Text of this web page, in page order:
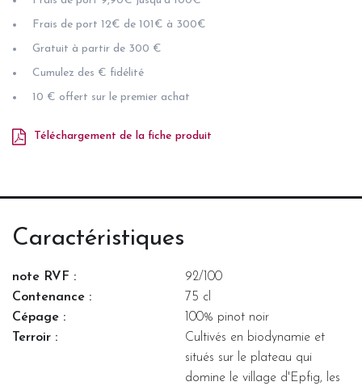
Frais de port 12€ de 101€ à 300€
Gratuit à partir de 300 €
Cumulez des € fidélité
10 € offert sur le premier achat
Téléchargement de la fiche produit
Caractéristiques
note RVF :
92/100
Contenance :
75 cl
Cépage :
100% pinot noir
Terroir :
Cultivés en biodynamie et
situés sur le plateau qui
domine le village d'Epfig, les